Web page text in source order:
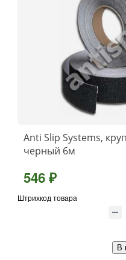
Anti Slip Systems,
черный 6м
546 ₽
Штрихкод товара
В